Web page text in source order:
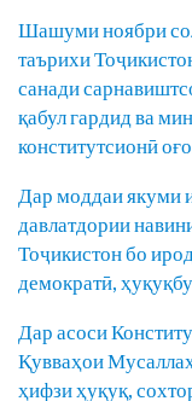
Шашуми ноябри
таърихи
санади
қабул гардид ва
конститутсионӣ
Дар моддаи якуми
давлатдории
Тоҷикистон бо
демократӣ,
Дар асоси
Қувваҳои
ҳифзи ҳуқуқ,